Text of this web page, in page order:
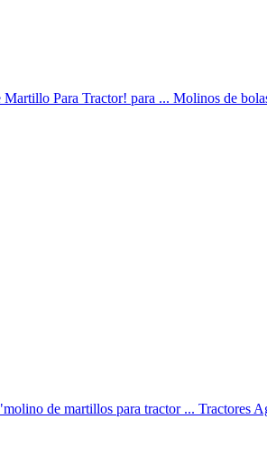
Para Tractor! para ... Molinos de
de martillos para tractor ... Tractores